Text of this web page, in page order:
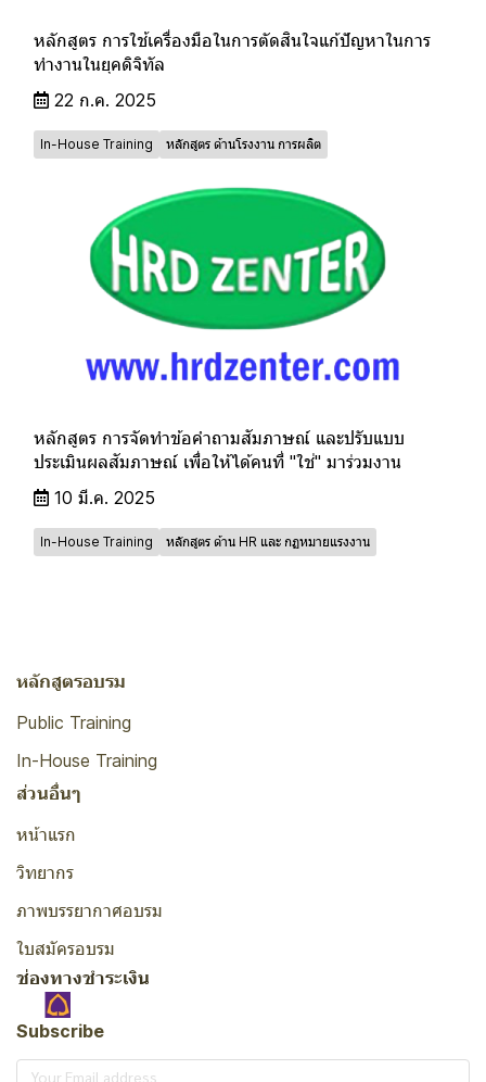
หลักสูตร การใช้เครื่องมือในการตัดสินใจแก้ปัญหาในการ
ทำงานในยุคดิจิทัล
22 ก.ค. 2025
In-House Training หลักสูตร ด้านโรงงาน การผลิต
หลักสูตร การจัดทำข้อคำถามสัมภาษณ์ และปรับแบบ
ประเมินผลสัมภาษณ์ เพื่อให้ได้คนที่ "ใช่" มาร่วมงาน
10 มี.ค. 2025
In-House Training หลักสูตร ด้าน HR และ กฏหมายแรงงาน
หลักสูตรอบรม
Public Training
In-House Training
ส่วนอื่นๆ
หน้าแรก
วิทยากร
ภาพบรรยากาศอบรม
ใบสมัครอบรม
ช่องทางชำระเงิน
Subscribe